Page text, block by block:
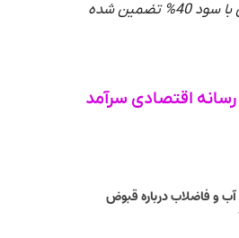
تضمین شده
رسانه اقتصادی سرآمد
و فاضلاب درباره قبوض